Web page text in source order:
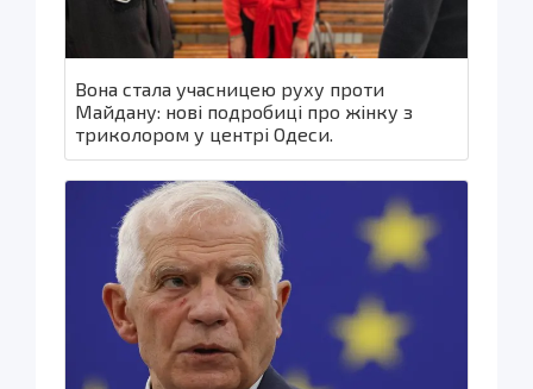
Вона стала учасницею руху проти
Майдану: нові подробиці про жінку з
триколором у центрі Одеси.